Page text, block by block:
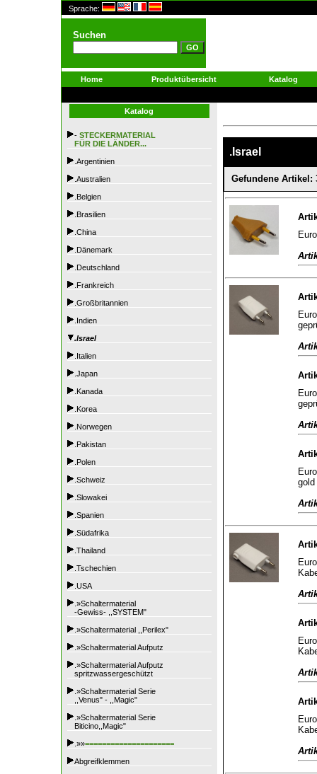
Sprache:
Suchen
Home Produktübersicht Katalog
Katalog
- STECKERMATERIAL
FÜR DIE LÄNDER...
.Argentinien
.Australien
.Belgien
.Brasilien
.China
.Dänemark
.Deutschland
.Frankreich
.Großbritannien
.Indien
.Israel
.Italien
.Japan
.Kanada
.Korea
.Norwegen
.Pakistan
.Polen
.Schweiz
.Slowakei
.Spanien
.Südafrika
.Thailand
.Tschechien
.USA
.»Schaltermaterial
-Gewiss- ,,SYSTEM"
.»Schaltermaterial ,,Perilex"
.»Schaltermaterial Aufputz
.»Schaltermaterial Aufputz
spritzwassergeschützt
.»Schaltermaterial Serie
,,Venus" - ,,Magic"
.»Schaltermaterial Serie
Biticino,,Magic"
.»»=====================
Abgreifklemmen
.Israel
Gefundene Artikel:
gold